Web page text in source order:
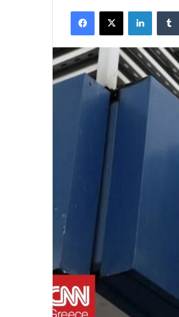
email
Facebook
X